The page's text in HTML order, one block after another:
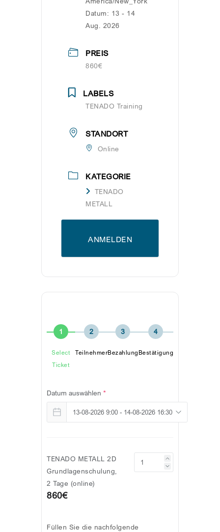
Datum: 13 - 14
Aug. 2026
PREIS
860€
LABELS
TENADO Training
STANDORT
Online
KATEGORIE
TENADO
METALL
ANMELDEN
1
Select
Ticket
2
Teilnehmer
3
Bezahlung
4
Bestätigung
Datum auswählen *
TENADO METALL 2D
Grundlagenschulung,
2 Tage (online)
860€
Füllen Sie die nachfolgende